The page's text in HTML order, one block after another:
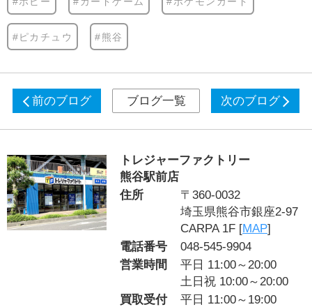
#ピカチュウ #熊谷
前のブログ ブログ一覧 次のブログ
トレジャーファクトリー
熊谷駅前店
住所
〒360-0032
埼玉県熊谷市銀座2-97
CARPA 1F [MAP]
電話番号
048-545-9904
営業時間
平日 11:00～20:00
土日祝 10:00～20:00
買取受付
平日 11:00～19:00